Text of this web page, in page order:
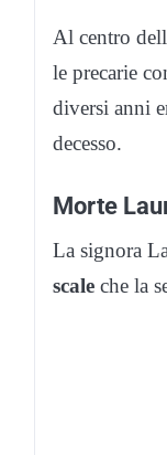
Al centro
le precarie
diversi anni
decesso.
Morte
La signora
scale che la